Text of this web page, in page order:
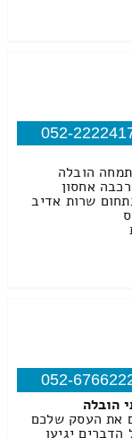
052-
הובלה
אחסון
שרות אדיב
052-
הובלה
את העסק שלכם
יגיעו